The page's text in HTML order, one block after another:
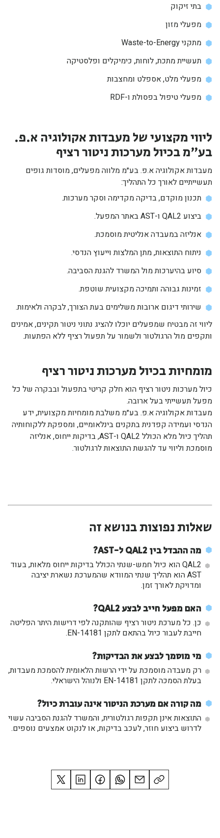
בתי זיקוק
מפעלי מזון
מתקני Waste-to-Energy
תעשיית מתכת, לוחות, כימיקלים ופלסטיקה
מפעלי מלט, אספלט ומחצבות
מפעלי טיפול בפסולת ו-RDF
ליווי מקצועי של מעבדות אקולוגיה א.פ.
בע״מ בכיול מערכות ניטור רציף
מעבדות אקולוגיה א.פ. בע״מ מלווה מפעלים, מוסדות גופים
תעשייתיים לאורך כל התהליך:
תכנון מוקדם, בדיקה מקדימה וסקר מערכות.
ביצוע QAL2 ו-AST באתר המפעל.
אנליזה במעבדה אנליטית מוסמכת.
ניתוח התוצאות, מתן המלצות וייעוץ הנדסי.
סיוע בהיערכות מול המשרד להגנת הסביבה.
זמינות גבוהה ותמיכה מקצועית שוטפת.
שירותי דיגום ארובות משלימים בעת הצורך, לבקרה ולאימות.
ליווי זה מבטיח שמפעלים יוכלו להציג נתוני ניטור תקינים, אמינים
ותקפים מול הרגולטור ולשמור על תפעול רציף ללא הפתעות.
מומחיות בכיול מערכות ניטור רציף
כיול מערכות ניטור רציף הוא חלק קריטי בתפעול ובבקרה של כל
מפעל תעשייתי בעל ארובה.
מעבדות אקולוגיה א.פ. בע״מ משלבת מומחיות מקצועית, ידע
הנדסי ועמידה קפדנית בתקנים בינלאומיים, ומספקת ללקוחותיה
תהליך כיול מלא הכולל QAL2 ו-AST, בדיקות ייחוס, אנליזה
מוסמכת וליווי עד להגשת התוצאות לרגולטור.
שאלות נפוצות בנושא זה
מה ההבדל בין QAL2 ל-AST?
QAL2 הוא כיול חמש-שנתי הכולל בדיקות ייחוס מלאות, בעוד
AST הוא תהליך שנתי המוודא שהמערכת נשארת יציבה
ומדויקת לאורך זמן.
האם מפעל חייב לבצע QAL2?
כן. כל מערכת ניטור רציף שהותקנה לפי דרישות היתר הפליטה
חייבת לעבור כיול בהתאם לתקן EN-14181.
מי מוסמך לבצע את הבדיקות?
רק מעבדה מוסמכת על ידי הרשות הלאומית להסמכת מעבדות,
בעלת הסמכה לתקן EN-14181 ולנוהל הישראלי.
מה קורה אם מערכת הניטור אינה עוברת כיול?
התוצאות אינן תקפות רגולטורית, והמשרד להגנת הסביבה עשוי
לדרוש ביצוע חוזר, לעכב בדיקות, או לנקוט אמצעים נוספים.